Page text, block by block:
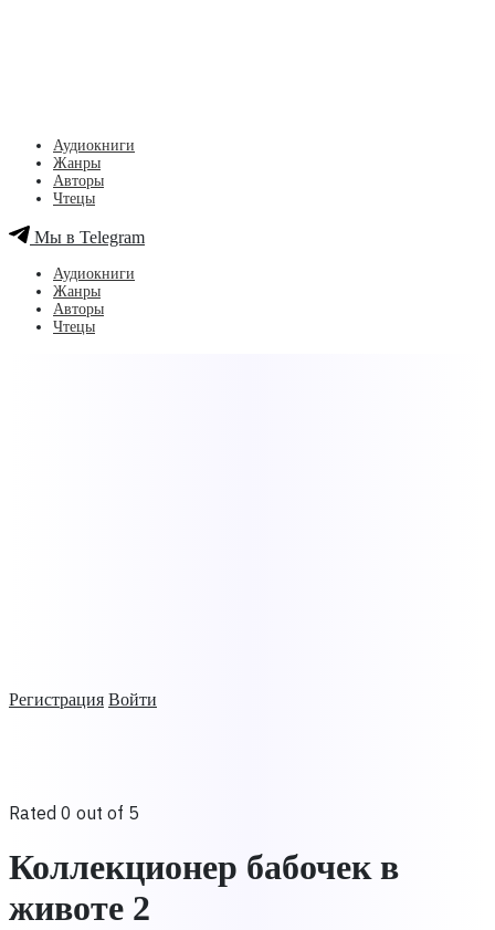
Регистрация Войти
Аудиокниги
Жанры
Авторы
Чтецы
Мы в Telegram
Аудиокниги
Жанры
Авторы
Чтецы
Rated 0 out of 5
Коллекционер бабочек в
животе 2